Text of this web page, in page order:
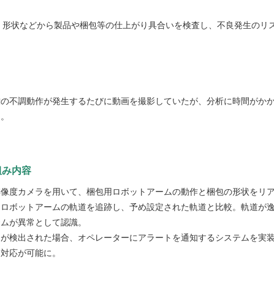
状などから製品や梱包等の仕上がり具合いを検査し、不良発生のリ
不調動作が発生するたびに動画を撮影していたが、分析に時間が
内容
度カメラを用いて、梱包用ロボットアームの動作と梱包の形状をリ
ボットアームの軌道を追跡し、予め設定された軌道と比較。軌道が
が異常として認識。
検出された場合、オペレーターにアラートを通知するシステムを実
応が可能に。